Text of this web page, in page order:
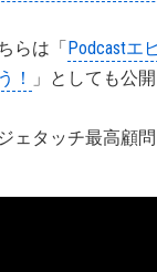
らは「Podcastエ
！
」としても公
ェタッチ最高顧